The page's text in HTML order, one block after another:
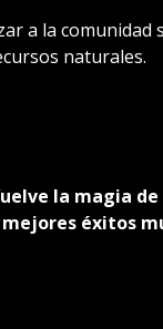
a la comunidad
naturales.
la magia de
mejores éxitos